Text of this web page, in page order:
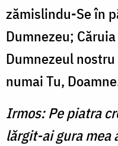
zămislindu-Se în
Dumnezeu;
Dum­nezeul
numai Tu,
Irmos: Pe piatra
lărgit-ai gura mea